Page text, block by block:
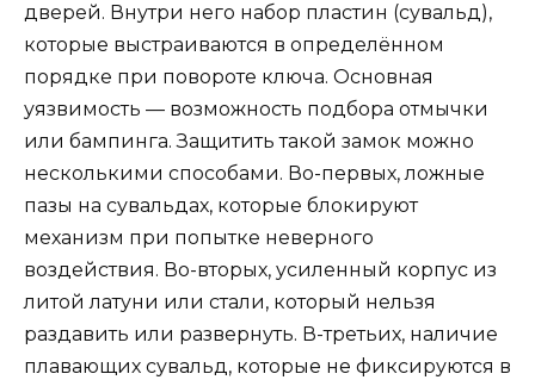
дверей. Внутри него набор пластин (сувальд),
которые выстраиваются в определённом
порядке при повороте ключа. Основная
уязвимость — возможность подбора отмычки
или бампинга. Защитить такой замок можно
несколькими способами. Во-первых, ложные
пазы на сувальдах, которые блокируют
механизм при попытке неверного
воздействия. Во-вторых, усиленный корпус из
литой латуни или стали, который нельзя
раздавить или развернуть. В-третьих, наличие
плавающих сувальд, которые не фиксируются в